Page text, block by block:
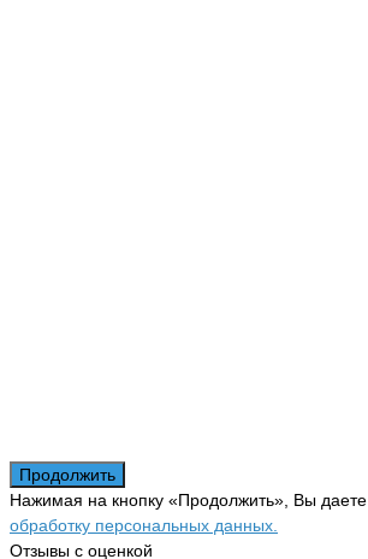
Продолжить
Нажимая на кнопку «Продолжить», Вы даете
обработку персональных данных.
Отзывы с оценкой